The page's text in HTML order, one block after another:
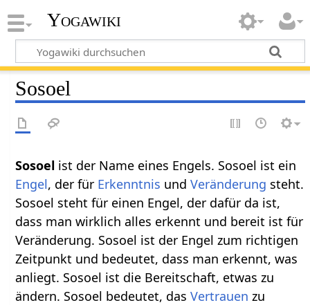
Yogawiki
Sosoel
Sosoel ist der Name eines Engels. Sosoel ist ein
Engel, der für Erkenntnis undVeränderung steht.
Sosoel steht für einen Engel, der dafür da ist,
dass man wirklich alles erkennt und bereit ist für
Veränderung. Sosoel ist der Engel zum richtigen
Zeitpunkt und bedeutet, dass man erkennt, was
anliegt. Sosoel ist die Bereitschaft, etwas zu
ändern. Sosoel bedeutet, dasVertrauen zu